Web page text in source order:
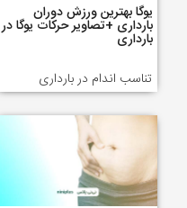
یوگا بهترین ورزش دوران
بارداری +تصاویر حرکات یوگا در
بارداری
تناسب اندام در بارداری